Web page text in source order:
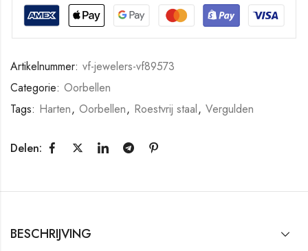
Artikelnummer: vf-jewelers-vf89573
Categorie: Oorbellen
Tags: Harten, Oorbellen, Roestvrij staal, Vergulden
Delen:
BESCHRIJVING